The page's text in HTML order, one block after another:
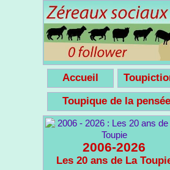
Accueil
Toupique de la
2006-2026
Les 20 ans de La